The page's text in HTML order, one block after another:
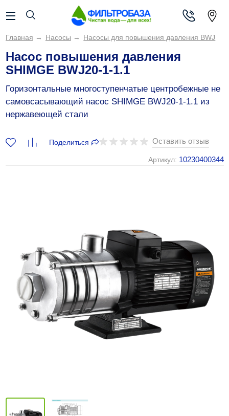
Главная → Насосы → Насосы для повышения давления BWJ
Насос повышения давления
SHIMGE BWJ20-1-1.1
Горизонтальные многоступенчатые центробежные не
самовсасывающий насос SHIMGE BWJ20-1-1.1 из
нержавеющей стали
Оставить отзыв
Артикул: 10230400344
Поделиться